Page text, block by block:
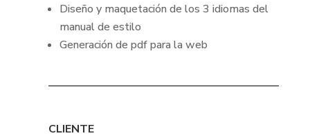
Diseño y maquetación de los 3 idiomas del
manual de estilo
Generación de pdf para la web
CLIENTE